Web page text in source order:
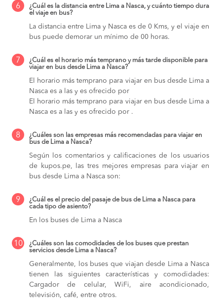
6
¿Cuál es la distancia entre Lima a Nasca, y cuánto tiempo dura
el viaje en bus?
La distancia entre Lima y Nasca es de 0 Kms, y el viaje en
bus puede demorar un mínimo de 00 horas.
7
¿Cuál es el horario más temprano y más tarde disponible para
viajar en bus desde Lima a Nasca?
El horario más temprano para viajar en bus desde Lima a
Nasca es a las y es ofrecido por
El horario más temprano para viajar en bus desde Lima a
Nasca es a las y es ofrecido por .
8
¿Cuáles son las empresas más recomendadas para viajar en
bus de Lima a Nasca?
Según los comentarios y calificaciones de los usuarios
de kupos.pe, las tres mejores empresas para viajar en
bus desde Lima a Nasca son:
9
¿Cuál es el precio del pasaje de bus de Lima a Nasca para
cada tipo de asiento?
En los buses de Lima a Nasca
10
¿Cuáles son las comodidades de los buses que prestan
servicios desde Lima a Nasca?
Generalmente, los buses que viajan desde Lima a Nasca
tienen las siguientes características y comodidades:
Cargador de celular, WiFi, aire acondicionado,
televisión, café, entre otros.